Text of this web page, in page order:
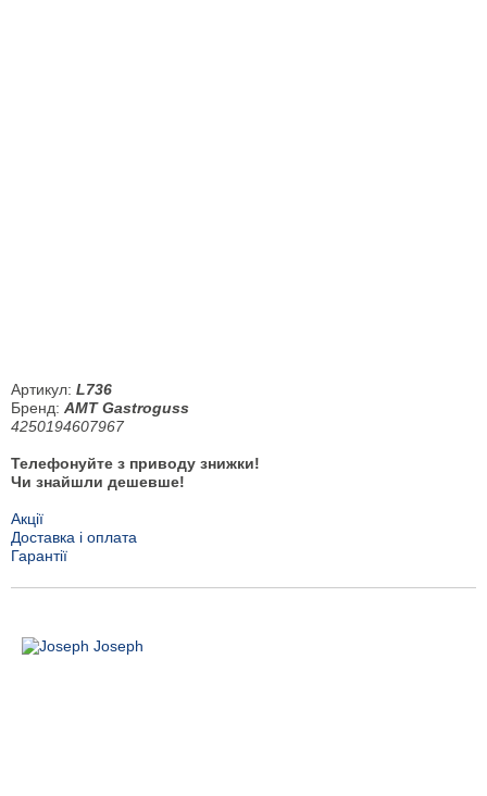
Артикул: L736
Бренд: AMT Gastroguss
4250194607967
Телефонуйте з приводу знижки!
Чи знайшли дешевше!
Акції
Доставка і оплата
Гарантії